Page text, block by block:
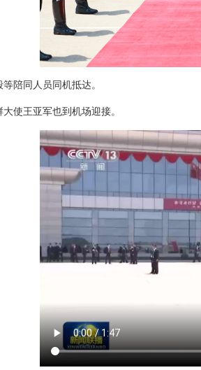
陪同人员同机抵达。
使王亚军也到机场迎接。